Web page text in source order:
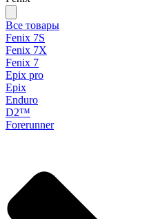
Все товары
Fenix 7S
Fenix 7X
Fenix 7
Epix pro
Epix
Enduro
D2™
Forerunner